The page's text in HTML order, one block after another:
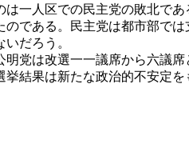
一人区での民主党の敗北で
である。民主党は都市部で
だろう。
党は改選一一議席から六議
結果は新たな政治的不安定